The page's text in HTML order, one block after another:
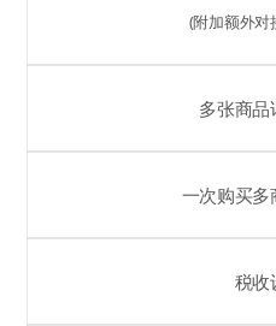
(附加额外对
多张商品
一次购买
税收